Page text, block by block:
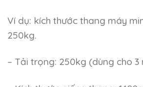
Ví dụ: kích thước thang máy
250kg.
– Tải trọng: 250kg (dùng cho